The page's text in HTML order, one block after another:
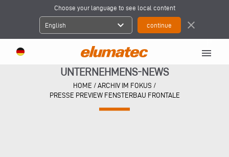
Choose your language to see local content
English expand_more close
menu
UNTERNEHMENS-NEWS
HOME / ARCHIV IM FOKUS /
PRESSE PREVIEW FENSTERBAU FRONTALE